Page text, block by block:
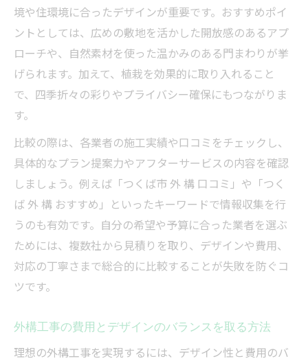
境や住環境に合ったデザインが重要です。おすすめポイ
ントとしては、広めの敷地を活かした開放感のあるアプ
ローチや、自然素材を使った温かみのある門まわりが挙
げられます。加えて、植栽を効果的に取り入れること
で、四季折々の彩りやプライバシー確保にもつながりま
す。
比較の際は、各業者の施工実績や口コミをチェックし、
具体的なプラン提案力やアフターサービスの内容を確認
しましょう。例えば「つくば市 外 構 口コミ」や「つく
ば 外 構 おすすめ」といったキーワードで情報収集を行
うのも有効です。自分の希望や予算に合った業者を選ぶ
ためには、複数社から見積りを取り、デザインや費用、
対応の丁寧さまで総合的に比較することが失敗を防ぐコ
ツです。
外構工事の費用とデザインのバランスを取る方法
理想の外構工事を実現するには、デザイン性と費用のバ